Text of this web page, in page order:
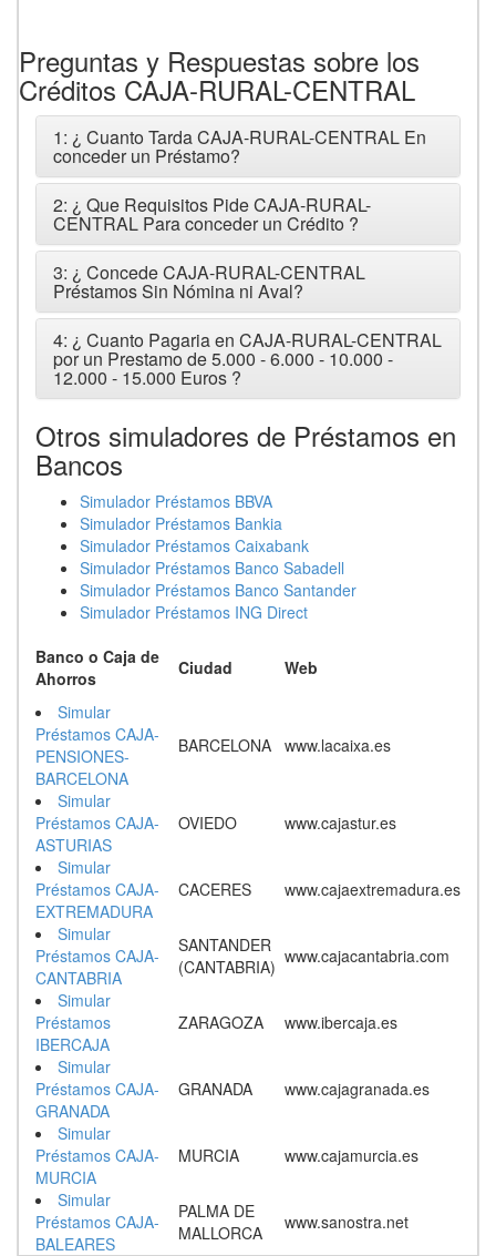
Preguntas y Respuestas sobre los
Créditos CAJA-RURAL-CENTRAL
1: ¿ Cuanto Tarda CAJA-RURAL-CENTRAL En
conceder un Préstamo?
2: ¿ Que Requisitos Pide CAJA-RURAL-
CENTRAL Para conceder un Crédito ?
3: ¿ Concede CAJA-RURAL-CENTRAL
Préstamos Sin Nómina ni Aval?
4: ¿ Cuanto Pagaria en CAJA-RURAL-CENTRAL
por un Prestamo de 5.000 - 6.000 - 10.000 -
12.000 - 15.000 Euros ?
Otros simuladores de Préstamos en
Bancos
Simulador Préstamos BBVA
Simulador Préstamos Bankia
Simulador Préstamos Caixabank
Simulador Préstamos Banco Sabadell
Simulador Préstamos Banco Santander
Simulador Préstamos ING Direct
Banco o Caja de
Ahorros
Ciudad
Web
Simular
Préstamos CAJA-
PENSIONES-
BARCELONA
BARCELONA www.lacaixa.es
Simular
Préstamos CAJA-
ASTURIAS
OVIEDO
www.cajastur.es
Simular
Préstamos CAJA-
EXTREMADURA
CACERES
www.cajaextremadura.es
Simular
Préstamos CAJA-
CANTABRIA
SANTANDER
(CANTABRIA) www.cajacantabria.com
Simular
Préstamos
IBERCAJA
ZARAGOZA
www.ibercaja.es
Simular
Préstamos CAJA-
GRANADA
GRANADA
www.cajagranada.es
Simular
Préstamos CAJA-
MURCIA
MURCIA
www.cajamurcia.es
Simular
Préstamos CAJA-
BALEARES
PALMA DE
MALLORCA
www.sanostra.net